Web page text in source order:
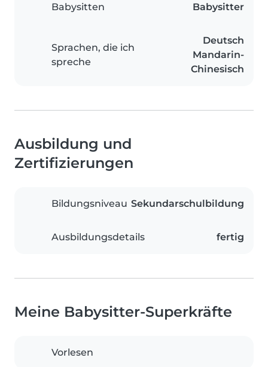
Babysitten Babysitter
Sprachen, die ich
spreche
Deutsch
Mandarin-
Chinesisch
Ausbildung und
Zertifizierungen
Bildungsniveau Sekundarschulbildung
Ausbildungsdetails fertig
Meine Babysitter-Superkräfte
Vorlesen